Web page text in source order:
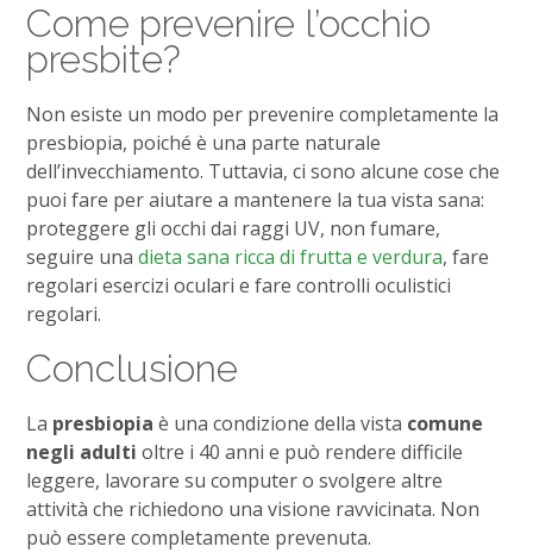
Come prevenire l’occhio
presbite?
Non esiste un modo per prevenire completamente la
presbiopia, poiché è una parte naturale
dell’invecchiamento. Tuttavia, ci sono alcune cose che
puoi fare per aiutare a mantenere la tua vista sana:
proteggere gli occhi dai raggi UV, non fumare,
seguire una dieta sana ricca di frutta e verdura, fare
regolari esercizi oculari e fare controlli oculistici
regolari.
Conclusione
La presbiopia è una condizione della vista comune
negli adulti oltre i 40 anni e può rendere difficile
leggere, lavorare su computer o svolgere altre
attività che richiedono una visione ravvicinata. Non
può essere completamente prevenuta.